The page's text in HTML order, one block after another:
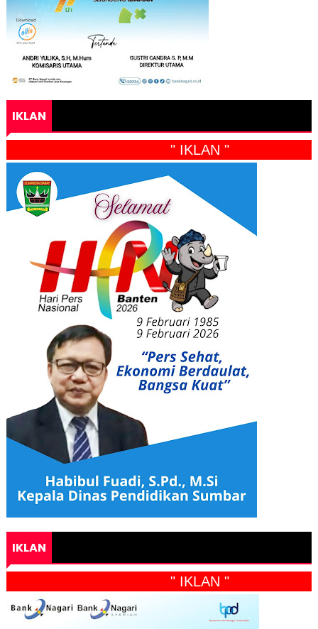
IKLAN
" IKLAN "
IKLAN
" IKLAN "